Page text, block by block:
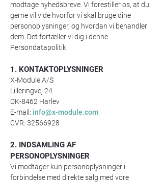
modtage nyhedsbreve. Vi forestiller os, at du
gerne vil vide hvorfor vi skal bruge dine
personoplysninger, og hvordan vi behandler
dem. Det fortæller vi dig i denne
Persondatapolitik.
1. KONTAKTOPLYSNINGER
X-Module A/S
Lilleringvej 24
DK-8462 Harlev
E-mail: info@x-module.com
CVR: 32566928
2. INDSAMLING AF
PERSONOPLYSNINGER
Vi modtager kun personoplysninger i
forbindelse med direkte salg med vore